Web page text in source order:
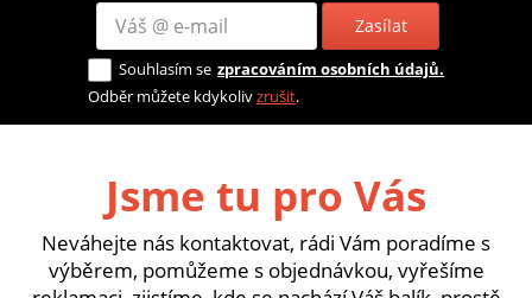
Zasílat
Souhlasím se zpracováním osobních údajů.
Odběr můžete kdykolivzrušit.
Jsme tu pro Vás
Neváhejte nás kontaktovat, rádi Vám poradíme s
výběrem, pomůžeme s objednávkou, vyřešíme